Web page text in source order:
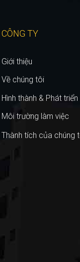
CÔNG TY
Giới thiệu
Về chúng tôi
Hình thành & Phát triển
Môi trường làm việc
Thành tích của chúng